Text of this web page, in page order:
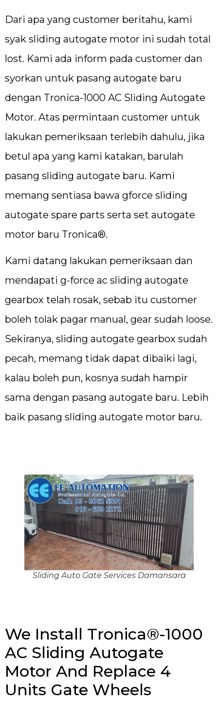
Dari apa yang customer beritahu, kami
syak sliding autogate motor ini sudah total
lost. Kami ada inform pada customer dan
syorkan untuk pasang autogate baru
dengan Tronica-1000 AC Sliding Autogate
Motor. Atas permintaan customer untuk
lakukan pemeriksaan terlebih dahulu, jika
betul apa yang kami katakan, barulah
pasang sliding autogate baru. Kami
memang sentiasa bawa gforce sliding
autogate spare parts serta set autogate
motor baru Tronica®.
Kami datang lakukan pemeriksaan dan
mendapati g-force ac sliding autogate
gearbox telah rosak, sebab itu customer
boleh tolak pagar manual, gear sudah loose.
Sekiranya, sliding autogate gearbox sudah
pecah, memang tidak dapat dibaiki lagi,
kalau boleh pun, kosnya sudah hampir
sama dengan pasang autogate baru. Lebih
baik pasang sliding autogate motor baru.
Sliding Auto Gate Services Damansara
We Install Tronica®-1000
AC Sliding Autogate
Motor And Replace 4
Units Gate Wheels